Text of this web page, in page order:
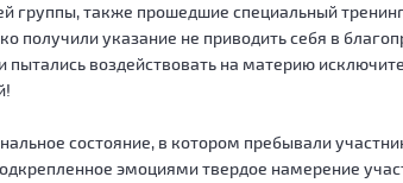
группы, также прошедшие специальный
получили указание не приводить себя в
воздействовать на материю
состояние, в котором пребывали
эмоциями твердое намерение